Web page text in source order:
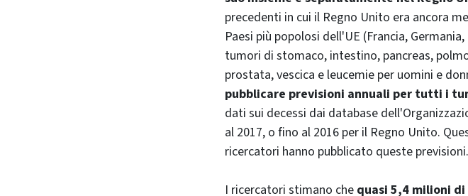
precedenti in cui il Regno Unito era ancora
Paesi più popolosi dell'UE (Francia,
tumori di stomaco, intestino, pancreas,
prostata, vescica e leucemie per uomini e
pubblicare previsioni annuali per tutti i
dati sui decessi dai database
al 2017, o fino al 2016 per il Regno Unito.
ricercatori hanno pubblicato queste previsioni.
I ricercatori stimano che quasi 5,4 milioni